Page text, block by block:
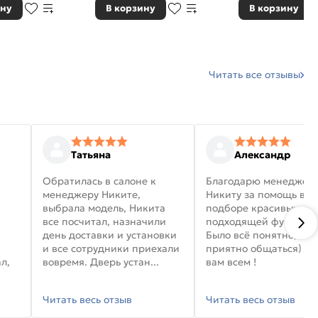
В корзину В корзину
Читать все отзывы
Татьяна
Обратилась в салоне к
менеджеру Никите,
выбрала модель, Никита
все посчитал, назначили
день доставки и установки
и все сотрудники приехали
вовремя. Дверь устан...
Читать весь отзыв
Александр
Благодарю
Никиту за помощь в
подборе красивых
подходящей
Было всё понятно, и
приятно общаться)
вам всем !
Читать весь отзыв